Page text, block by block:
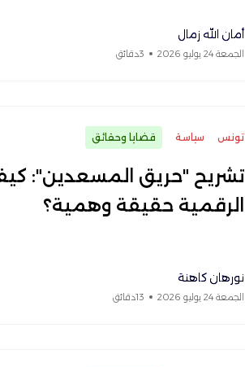
أمان الله زمال
الجمعة 24 يوليو 2026 3دقائق
تونس سياسة قضايا وحقائق
تشريح "حريق المسعدين":
الرقمية حقيقة وهمية؟
نورهان كاهنة
الجمعة 24 يوليو 2026 13دقائق